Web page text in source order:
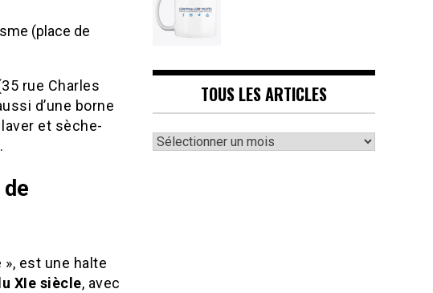
(place de
rue Charles
d’une borne
et sèche-
est une halte
XIe siècle, avec
TOUS LES ARTICLES
Tous